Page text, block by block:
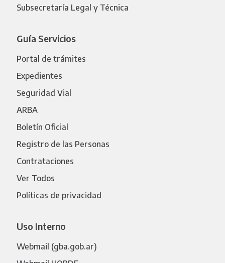
Subsecretaría Legal y Técnica
Guía Servicios
Portal de trámites
Expedientes
Seguridad Vial
ARBA
Boletín Oficial
Registro de las Personas
Contrataciones
Ver Todos
Políticas de privacidad
Uso Interno
Webmail (gba.gob.ar)